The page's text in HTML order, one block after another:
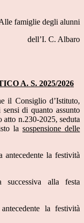
famiglie degli alunni
dell’I. C. Albaro
A. S. 2025/2026
il Consiglio d’Istituto,
di quanto assunto
n.230-2025, seduta
la sospensione delle
la festività
alla festa
la festività